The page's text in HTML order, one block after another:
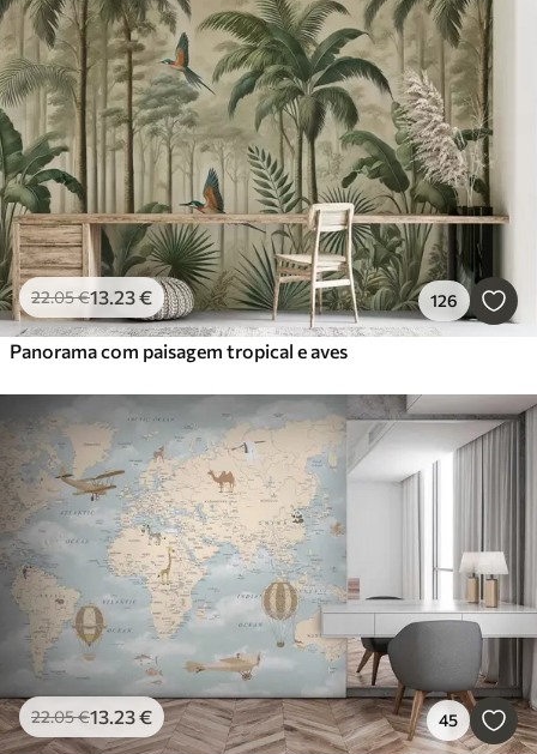
22.05€13.23€ 126
Panorama com paisagem tropical e aves
22.05€13.23€ 45